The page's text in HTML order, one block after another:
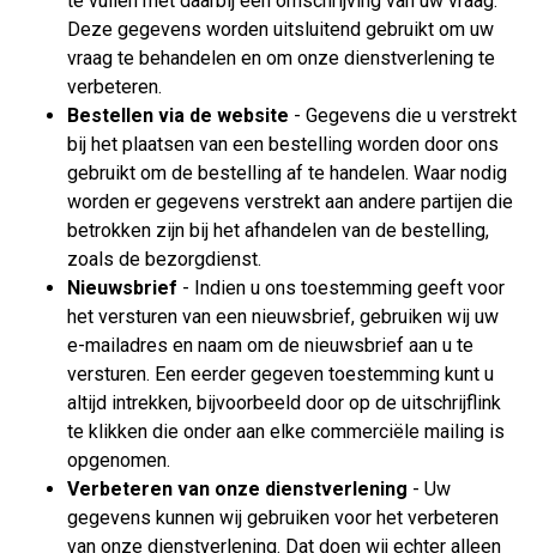
Deze gegevens worden uitsluitend gebruikt om uw
vraag te behandelen en om onze dienstverlening te
verbeteren.
Bestellen via de website - Gegevens die u verstrekt
bij het plaatsen van een bestelling worden door ons
gebruikt om de bestelling af te handelen. Waar nodig
worden er gegevens verstrekt aan andere partijen die
betrokken zijn bij het afhandelen van de bestelling,
zoals de bezorgdienst.
Nieuwsbrief - Indien u ons toestemming geeft voor
het versturen van een nieuwsbrief, gebruiken wij uw
e-mailadres en naam om de nieuwsbrief aan u te
versturen. Een eerder gegeven toestemming kunt u
altijd intrekken, bijvoorbeeld door op de uitschrijflink
te klikken die onder aan elke commerciële mailing is
opgenomen.
Verbeteren van onze dienstverlening - Uw
gegevens kunnen wij gebruiken voor het verbeteren
van onze dienstverlening. Dat doen wij echter alleen